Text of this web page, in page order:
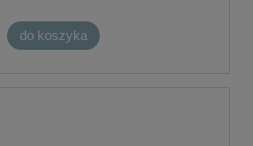
do koszyka